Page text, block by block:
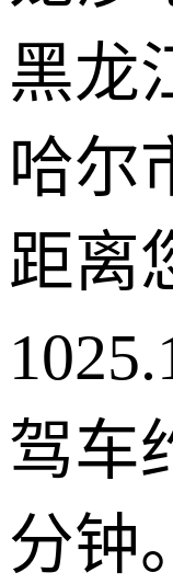
© 2026
黑龙
哈尔
距离
驾车
分钟。